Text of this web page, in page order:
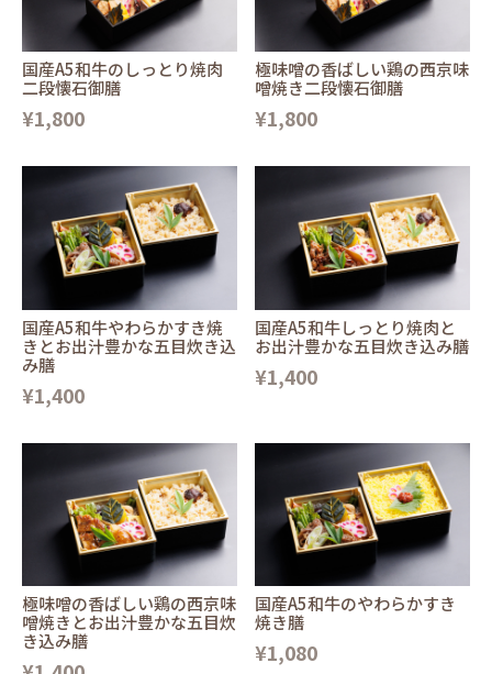
国産A5和牛のしっとり焼肉
二段懐石御膳
¥1,800
極味噌の香ばしい鶏の西京味
噌焼き二段懐石御膳
¥1,800
国産A5和牛やわらかすき焼
きとお出汁豊かな五目炊き込
み膳
¥1,400
国産A5和牛しっとり焼肉と
お出汁豊かな五目炊き込み膳
¥1,400
極味噌の香ばしい鶏の西京味
噌焼きとお出汁豊かな五目炊
き込み膳
国産A5和牛のやわらかすき
焼き膳
¥1,080